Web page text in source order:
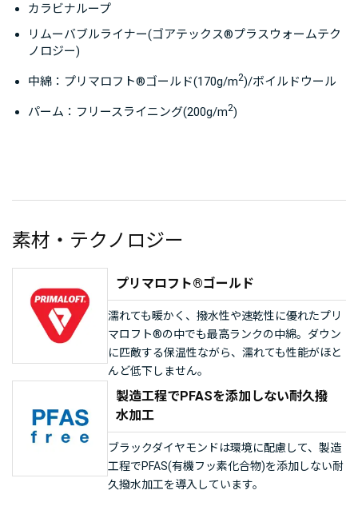
カラビナループ
リムーバブルライナー(ゴアテックス®プラスウォームテク
ノロジー)
中綿：プリマロフト®ゴールド(170g/m2)/ボイルドウール
パーム：フリースライニング(200g/m2)
素材・テクノロジー
プリマロフト®ゴールド
濡れても暖かく、撥水性や速乾性に優れたプリ
マロフト®の中でも最高ランクの中綿。ダウン
に匹敵する保温性ながら、濡れても性能がほと
んど低下しません。
製造工程でPFASを添加しない耐久撥
水加工
ブラックダイヤモンドは環境に配慮して、製造
工程でPFAS(有機フッ素化合物)を添加しない耐
久撥水加工を導入しています。